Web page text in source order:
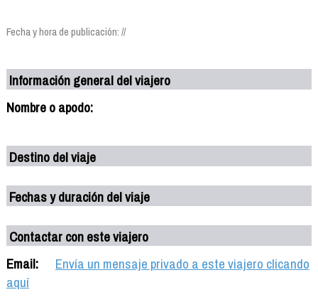
Fecha y hora de publicación: //
Información general del viajero
Nombre o apodo:
Destino del viaje
Fechas y duración del viaje
Contactar con este viajero
Email:
Envía un mensaje privado a este viajero clicando
aquí